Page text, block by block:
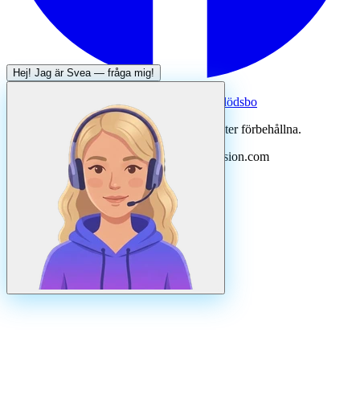
Dödsboofferter — hjälp med dödsbo
Svenska Hantverkare. Alla rättigheter förbehållna.
Uppdateradaugusti 2026· Drivs av N3ovision.com
Hej! Jag är Svea— fråga mig!